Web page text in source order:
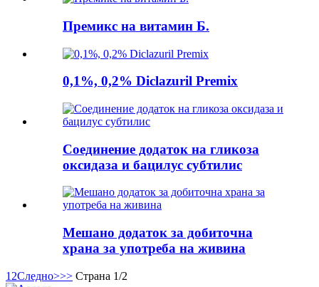
Премикс на витамин Б.
0,1%, 0,2% Diclazuril Premix
Соединение додаток на гликоза
оксидаза и бацилус субтилис
Мешано додаток за добиточна
храна за употреба на живина
1 2Следно>>> Страна 1/2